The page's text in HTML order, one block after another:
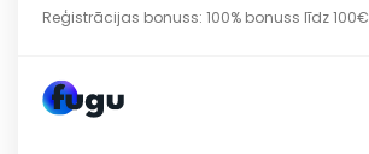
Reģistrācijas bonuss: 100% bonuss līdz 100€